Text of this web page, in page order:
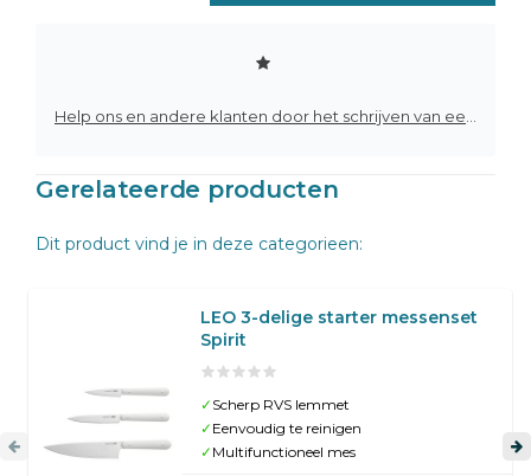
Gerelateerde producten
Dit product vind je in deze categorieen:
LEO 3-delige starter messenset
Spirit
✓ Scherp RVS lemmet
✓ Eenvoudig te reinigen
✓ Multifunctioneel mes